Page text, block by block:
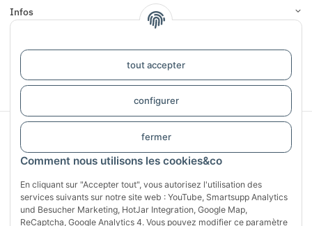
Comment nous utilisons les cookies&co
En cliquant sur "Accepter tout", vous autorisez l'utilisation des
services suivants sur notre site web : YouTube, Smartsupp Analytics
und Besucher Marketing, HotJar Integration, Google Map,
ReCaptcha, Google Analytics 4. Vous pouvez modifier ce paramètre
tout accepter
configurer
fermer
Infos
#global.withdrawalForm#
Sichere Zahlung mit: